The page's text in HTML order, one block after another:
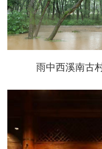
雨中西溪南古